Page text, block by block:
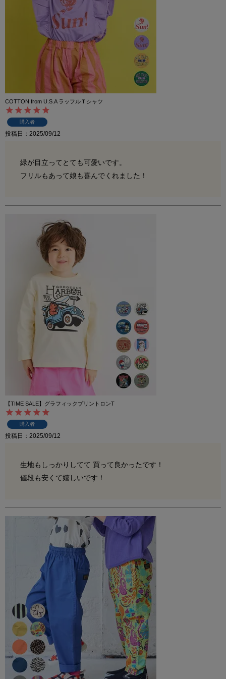
COTTON from U.S.A ラッフルＴシャツ
購入者
投稿日 2025/09/12
緑が目立ってとても可愛いです。
フリルもあって娘も喜んでくれました！
【TIME SALE】グラフィックプリントロンT
購入者
投稿日 2025/09/12
生地もしっかりしてて 買って良かったです！
値段も安くて嬉しいです！